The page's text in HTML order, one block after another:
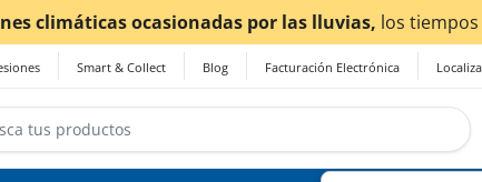
¡Ahora también en Aguascalientes!Da
Smart & Collect Blog Facturación Electrónica